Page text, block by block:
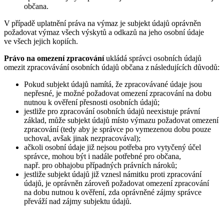
občana.
V případě uplatnění práva na výmaz je subjekt údajů oprávněn
požadovat výmaz všech výskytů a odkazů na jeho osobní údaje
ve všech jejich kopiích.
Právo na omezení zpracováníukládá správci osobních údajů
omezit zpracovávání osobních údajů občana z následujících důvodů:
Pokud subjekt údajů namítá, že zpracovávané údaje jsou
nepřesné, je možné požadovat omezení zpracování na dobu
nutnou k ověření přesnosti osobních údajů;
jestliže pro zpracování osobních údajů neexistuje právní
základ, může subjekt údajů místo výmazu požadovat omezení
zpracování (tedy aby je správce po vymezenou dobu pouze
uchoval, avšak jinak nezpracovával);
ačkoli osobní údaje již nejsou potřeba pro vytyčený účel
správce, mohou být i nadále potřebné pro občana,
např. pro obhajobu případných právních nároků;
jestliže subjekt údajů již vznesl námitku proti zpracování
údajů, je oprávněn zároveň požadovat omezení zpracování
na dobu nutnou k ověření, zda oprávněné zájmy správce
převáží nad zájmy subjektu údajů.